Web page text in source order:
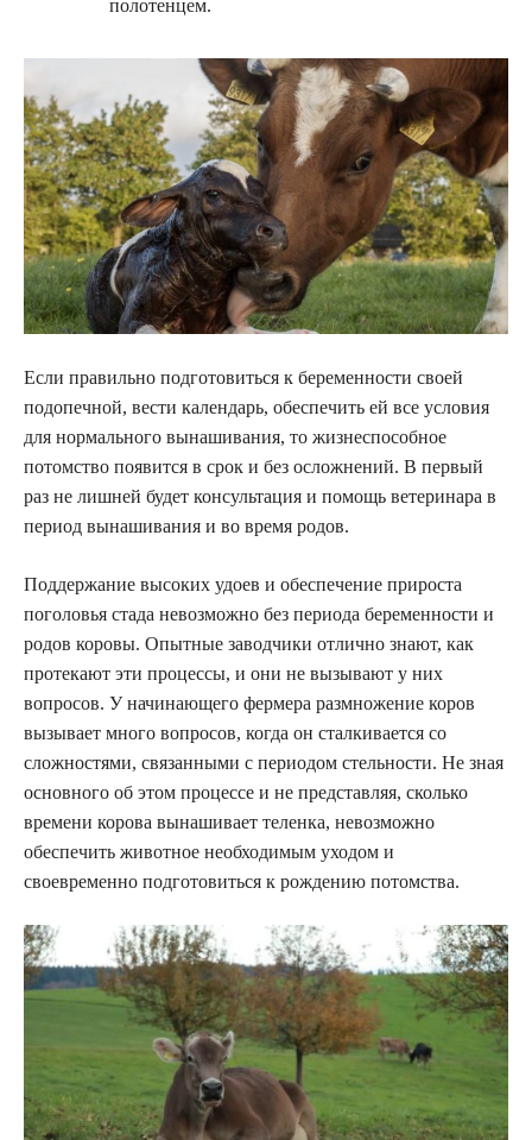
полотенцем.
Если правильно подготовиться к беременности своей
подопечной, вести календарь, обеспечить ей все условия
для нормального вынашивания, то жизнеспособное
потомство появится в срок и без осложнений. В первый
раз не лишней будет консультация и помощь ветеринара в
период вынашивания и во время родов.
Поддержание высоких удоев и обеспечение прироста
поголовья стада невозможно без периода беременности и
родов коровы. Опытные заводчики отлично знают, как
протекают эти процессы, и они не вызывают у них
вопросов. У начинающего фермера размножение коров
вызывает много вопросов, когда он сталкивается со
сложностями, связанными с периодом стельности. Не зная
основного об этом процессе и не представляя, сколько
времени корова вынашивает теленка, невозможно
обеспечить животное необходимым уходом и
своевременно подготовиться к рождению потомства.